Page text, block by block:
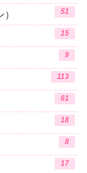
51
15
9
113
61
18
8
17